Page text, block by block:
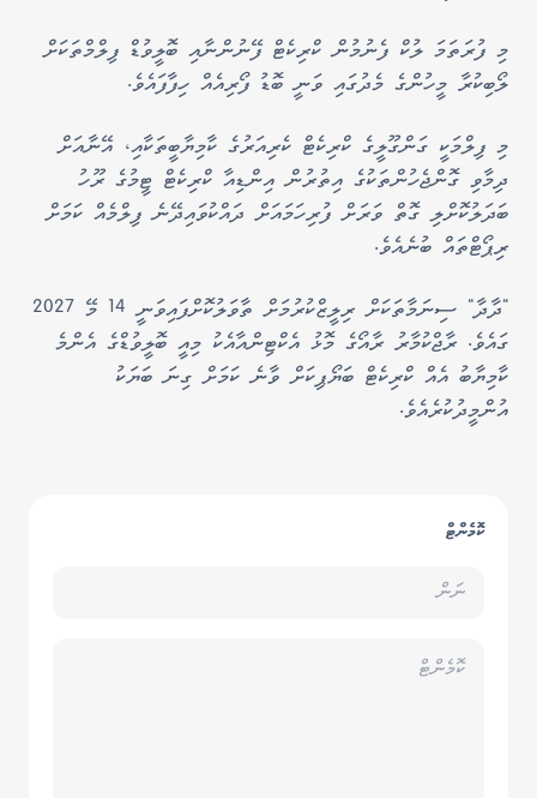
މި ފުރަތަމަ ލުކް ފެނުމުން ކްރިކެޓް ފޭނުންނާއި ބޮލީވުޑް ފިލްމްތަކަށް
ލޯބިކުރާ މީހުންގެ މެދުގައި ވަނީ ބޮޑު ފޯރިއެއް ހިފާފައެވެ.
މި ފިލްމަކީ ގަންގޫލީގެ ކްރިކެޓް ކެރިއަރުގެ ކާމިޔާބީތަކާއި، އޭނާއަށް
ދިމާވި ގޮންޖެހުންތަކުގެ އިތުރުން އިންޑިއާ ކްރިކެޓް ޓީމުގެ ރޫހު
ބަދަލުކޮށްލި ގޮތް ވަރަށް ފުރިހަމައަށް ދައްކުވައިދޭނެ ފިލްމެއް ކަމަށް
ރިޕޯޓްތައް ބުނެއެވެ.
"ދާދާ" ސިނަމާތަކަށް ރިލީޒްކުރުމަށް ތާވަލުކޮށްފައިވަނީ 14 މޭ 2027
ގައެވެ. ރާޖްކުމާރު ރާއޯގެ މޮޅު އެކްޓިންއާއެކު މިއީ ބޮލީވުޑްގެ އެންމެ
ކާމިޔާބު އެއް ކްރިކެޓް ބަޔޯޕިކަށް ވާނެ ކަމަށް ގިނަ ބަޔަކު
އުންމީދުކުރެއެވެ.
ކޮމެންޓް